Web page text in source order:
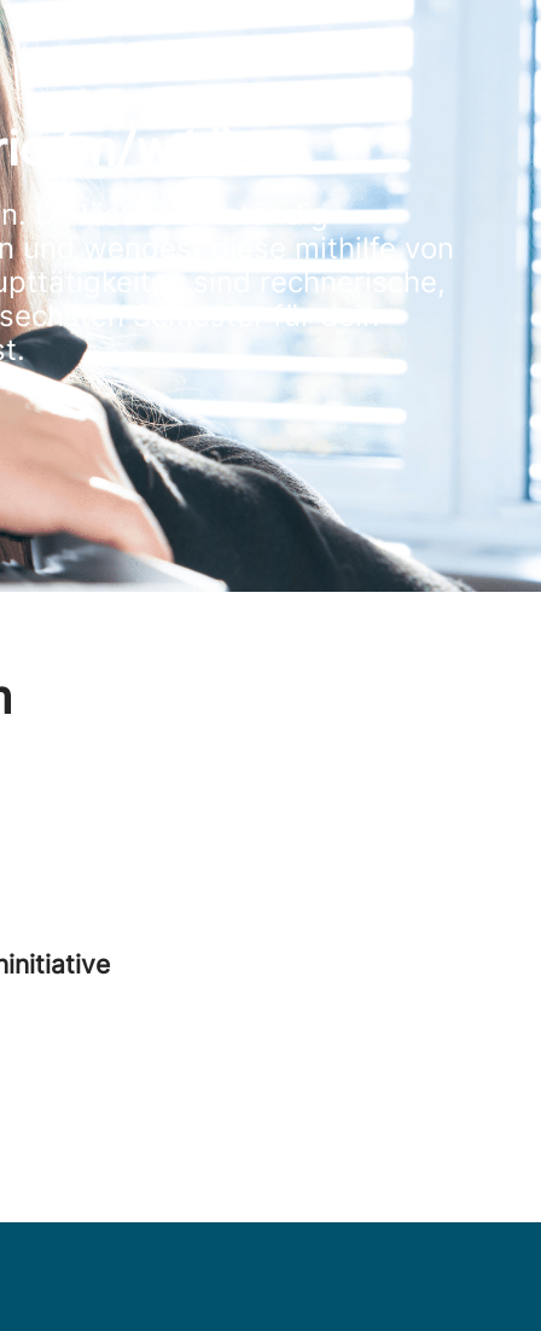
(m/w/d)
Du löst selbstständig
und wendest diese mithilfe von
sind rechnerische,
Semester für dein